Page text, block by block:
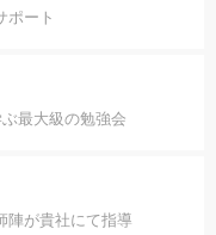
ポート
最大級の勉強会
陣が貴社にて指導